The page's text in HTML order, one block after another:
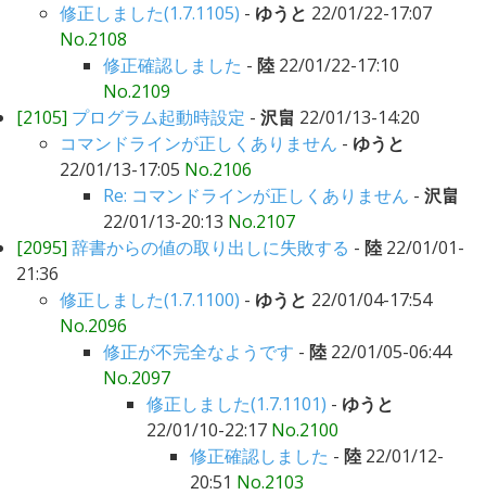
修正しました(1.7.1105) - ゆうと 22/01/22-17:07
No.2108
修正確認しました - 陸 22/01/22-17:10
No.2109
[2105] プログラム起動時設定 - 沢畠 22/01/13-14:20
コマンドラインが正しくありません - ゆうと
22/01/13-17:05 No.2106
Re: コマンドラインが正しくありません - 沢畠
22/01/13-20:13 No.2107
[2095] 辞書からの値の取り出しに失敗する - 陸 22/01/01-
21:36
修正しました(1.7.1100) - ゆうと 22/01/04-17:54
No.2096
修正が不完全なようです - 陸 22/01/05-06:44
No.2097
修正しました(1.7.1101) - ゆうと
22/01/10-22:17 No.2100
修正確認しました - 陸 22/01/12-
20:51 No.2103